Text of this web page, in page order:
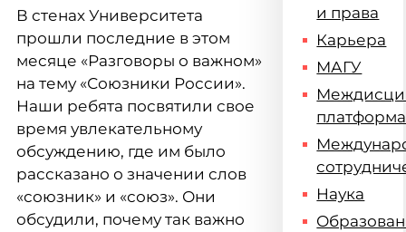
В стенах Университета
прошли последние в этом
месяце «Разговоры о важном»
на тему «Союзники России».
Наши ребята посвятили свое
время увлекательному
обсуждению, где им было
рассказано о значении слов
«союзник» и «союз». Они
обсудили, почему так важно
и права
Карьера
МАГУ
платформа
Наука